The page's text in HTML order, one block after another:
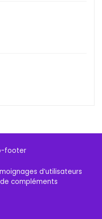
d’utilisateurs
compléments